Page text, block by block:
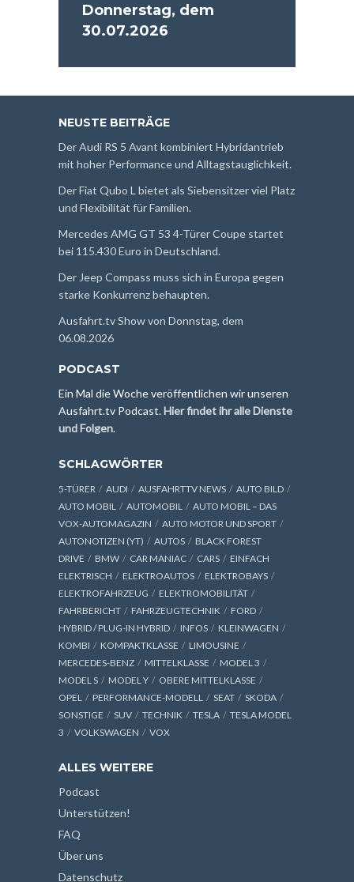
Donnerstag, dem
30.07.2026
NEUSTE BEITRÄGE
Der Audi RS 5 Avant kombiniert Hybridantrieb
mit hoher Performance und Alltagstauglichkeit.
Der Fiat Qubo L bietet als Siebensitzer viel Platz
und Flexibilität für Familien.
Mercedes AMG GT 53 4-Türer Coupe startet
bei 115.430 Euro in Deutschland.
Der Jeep Compass muss sich in Europa gegen
starke Konkurrenz behaupten.
Ausfahrt.tv Show von Donnstag, dem
06.08.2026
PODCAST
Ein Mal die Woche veröffentlichen wir unseren
Ausfahrt.tv Podcast.Hier findet ihr alle Dienste
und Folgen.
SCHLAGWÖRTER
5-TÜRER AUDI AUSFAHRTTV NEWS
AUTO BILD
AUTO MOBIL
AUTOMOBIL
AUTO MOBIL – DAS
VOX-AUTOMAGAZIN
AUTO MOTOR UND SPORT
AUTONOTIZEN (YT)
AUTOS
BLACK FOREST
DRIVE
BMW CAR MANIAC CARS
EINFACH
ELEKTRISCH
ELEKTROAUTOS
ELEKTROBAYS
ELEKTROFAHRZEUG
ELEKTROMOBILITÄT
FAHRBERICHT
FAHRZEUGTECHNIK
FORD
HYBRID / PLUG-IN HYBRID
INFOS
KLEINWAGEN
KOMBI
KOMPAKTKLASSE
LIMOUSINE
MERCEDES-BENZ
MITTELKLASSE
MODEL 3
MODEL S
MODEL Y
OBERE MITTELKLASSE
OPEL
PERFORMANCE-MODELL SEAT
SKODA
SONSTIGE
SUV TECHNIK TESLA
TESLA MODEL
3
VOLKSWAGEN VOX
ALLES WEITERE
Podcast
Unterstützen!
FAQ
Über uns
Datenschutz